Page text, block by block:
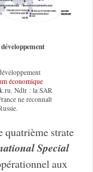
économique
Ndlr : la SAR
ne reconnaît
quatrième strate
Special
aux